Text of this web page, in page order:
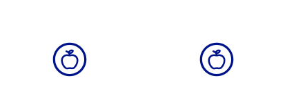
BENEFITS